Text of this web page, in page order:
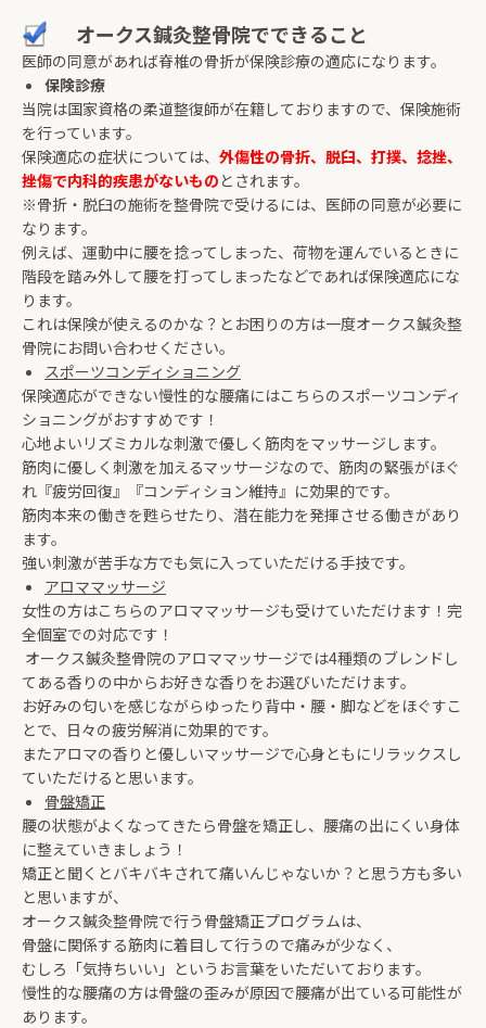
オークス鍼灸整骨院でできること
医師の同意があれば脊椎の骨折が保険診療の適応になります。
保険診療
当院は国家資格の柔道整復師が在籍しておりますので、保険施術
を行っています。
保険適応の症状については、 外傷性の骨折、脱臼、打撲、捻挫、
挫傷で内科的疾患がないもの とされます。
※骨折・脱臼の施術を整骨院で受けるには、医師の同意が必要に
なります。
例えば、運動中に腰を捻ってしまった、荷物を運んでいるときに
階段を踏み外して腰を打ってしまったなどであれば保険適応にな
ります。
これは保険が使えるのかな？とお困りの方は一度オークス鍼灸整
骨院にお問い合わせください。
スポーツコンディショニング
保険適応ができない慢性的な腰痛にはこちらのスポーツコンディ
ショニングがおすすめです！
心地よいリズミカルな刺激で優しく筋肉をマッサージします。
筋肉に優しく刺激を加えるマッサージなので、筋肉の緊張がほぐ
れ『疲労回復』『コンディション維持』に効果的です。
筋肉本来の働きを甦らせたり、潜在能力を発揮させる働きがあり
ます。
強い刺激が苦手な方でも気に入っていただける手技です。
アロママッサージ
女性の方はこちらのアロママッサージも受けていただけます！完
全個室での対応です！
オークス鍼灸整骨院のアロママッサージでは4種類のブレンドし
てある香りの中からお好きな香りをお選びいただけます。
お好みの匂いを感じながらゆったり背中・腰・脚などをほぐすこ
とで、日々の疲労解消に効果的です。
またアロマの香りと優しいマッサージで心身ともにリラックスし
ていただけると思います。
骨盤矯正
腰の状態がよくなってきたら骨盤を矯正し、腰痛の出にくい身体
に整えていきましょう！
矯正と聞くとバキバキされて痛いんじゃないか？と思う方も多い
と思いますが、
オークス鍼灸整骨院で行う骨盤矯正プログラムは、
骨盤に関係する筋肉に着目して行うので痛みが少なく、
むしろ「気持ちいい」というお言葉をいただいております。
慢性的な腰痛の方は骨盤の歪みが原因で腰痛が出ている可能性が
あります。